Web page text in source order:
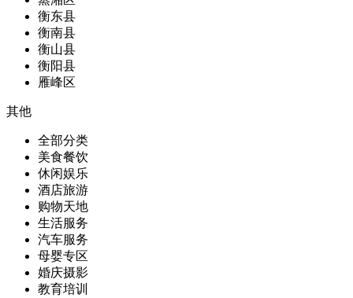
衡东县
衡南县
衡山县
衡阳县
雁峰区
其他
全部分类
美食餐饮
休闲娱乐
酒店旅游
购物天地
生活服务
汽车服务
母婴专区
婚庆摄影
教育培训